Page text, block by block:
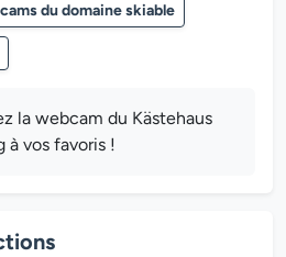
du domaine skiable
la webcam du Kästehaus
à vos favoris !